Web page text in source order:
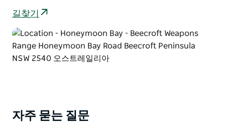
더 자세한 정보는 비크로프트 웨폰즈 사격장(Beecroft
Weapons Range) 사무실에 문의하시거나 페이스북
(Facebook)에서 출입 관련 최신 정보를 확인하세요.
길찾기
자주 묻는 질문